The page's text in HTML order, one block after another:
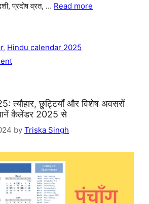
प्रदोष व्रत, … Read more
, Hindu calendar 2025
त्यौहार, छुट्टियाँ और विशेष अवसरों
कैलेंडर 2025 से
by Triska Singh